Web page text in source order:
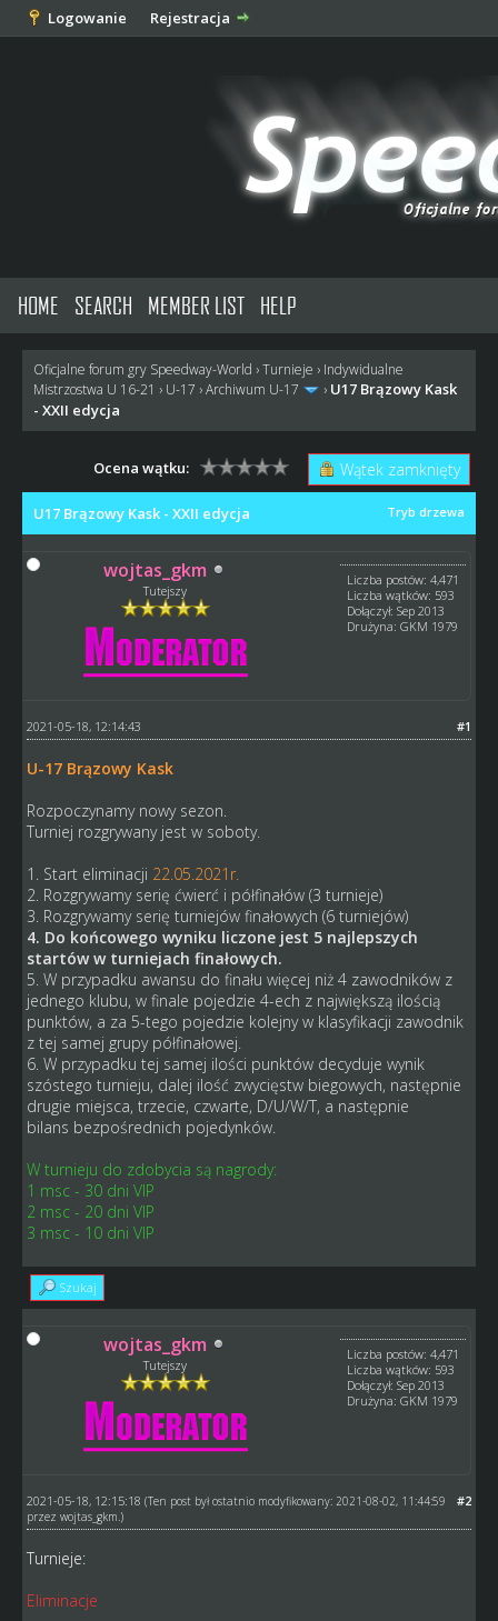
Logowanie Rejestracja
HOME SEARCH MEMBER LIST HELP
Oficjalne forum gry Speedway-World ›Turnieje › Indywidualne
Mistrzostwa U 16-21 › U-17 ›Archiwum U-17 › U17 Brązowy Kask
- XXII edycja
Wątek zamknięty
Ocena wątku:
Tryb drzewa
U17 Brązowy Kask - XXII edycja
wojtas_gkm
Tutejszy
Liczba postów: 4,471
Liczba wątków: 593
Dołączył: Sep 2013
Drużyna: GKM 1979
#1
2021-05-18, 12:14:43
U-17 Brązowy Kask
Rozpoczynamy nowy sezon.
Turniej rozgrywany jest w soboty.
1. Start eliminacji 22.05.2021r.
2. Rozgrywamy serię ćwierć i półfinałów (3 turnieje)
3. Rozgrywamy serię turniejów finałowych (6 turniejów)
4. Do końcowego wyniku liczone jest 5 najlepszych
startów w turniejach finałowych.
5. W przypadku awansu do finału więcej niż 4 zawodników z
jednego klubu, w finale pojedzie 4-ech z największą ilością
punktów, a za 5-tego pojedzie kolejny w klasyfikacji zawodnik
z tej samej grupy półfinałowej.
6. W przypadku tej samej ilości punktów decyduje wynik
szóstego turnieju, dalej ilość zwycięstw biegowych, następnie
drugie miejsca, trzecie, czwarte, D/U/W/T, a następnie
bilans bezpośrednich pojedynków.
W turnieju do zdobycia są nagrody:
1 msc - 30 dni VIP
2 msc - 20 dni VIP
3 msc - 10 dni VIP
Szukaj
wojtas_gkm
Tutejszy
Liczba postów: 4,471
Liczba wątków: 593
Dołączył: Sep 2013
Drużyna: GKM 1979
#2
2021-05-18, 12:15:18 (Ten post był ostatnio modyfikowany: 2021-08-02, 11:44:59
przez wojtas_gkm .)
Turnieje:
Eliminacje